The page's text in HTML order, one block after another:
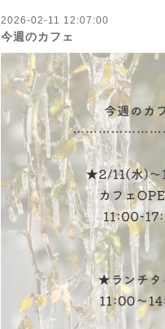
2026-02-11 12:07:00
今週のカフェ